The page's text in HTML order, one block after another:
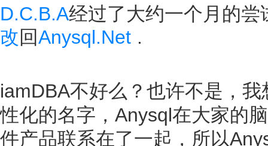
D.C.B.A经过了大约一个月的
改回Anysql.Net .
iamDBA不好么？也许不是，
性化的名字，Anysql在大家的
件产品联系在了一起，所以